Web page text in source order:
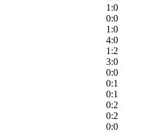
1:0
0:0
1:0
4:0
1:2
3:0
0:0
0:1
0:1
0:2
0:2
0:0